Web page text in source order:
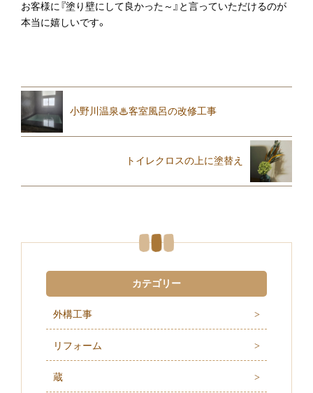
お客様に『塗り壁にして良かった～』と言っていただけるのが
本当に嬉しいです。
小野川温泉♨客室風呂の改修工事
トイレクロスの上に塗替え
カテゴリー
外構工事
リフォーム
蔵